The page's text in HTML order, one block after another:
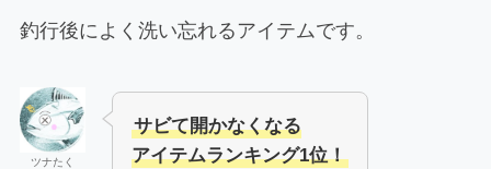
釣行後によく洗い忘れるアイテムです。
ツナたく
サビて開かなくなる
アイテムランキング1位！